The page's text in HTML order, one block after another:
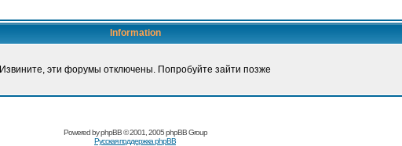
Information
Извините, эти форумы отключены. Попробуйте зайти позже
Powered byphpBB© 2001, 2005 phpBB Group
Русская поддержка phpBB